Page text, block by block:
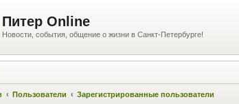
Питер Online
Новости, события, общение о жизни в Санкт-Петербурге!
Пользователи Зарегистрированные пользователи